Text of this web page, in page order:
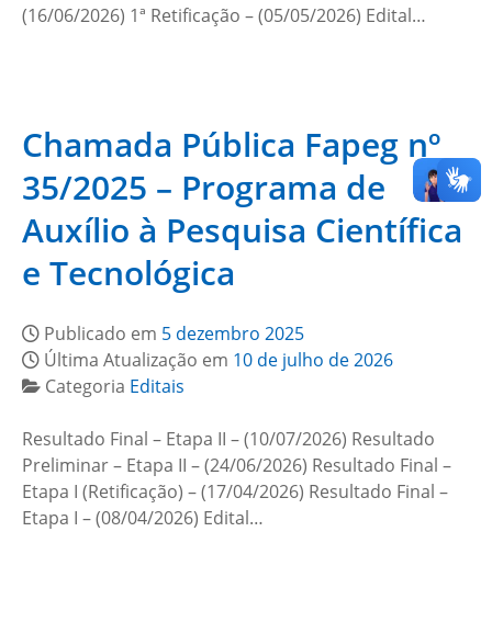
(16/06/2026) 1ª Retificação – (05/05/2026) Edital…
Chamada Pública Fapeg nº
35/2025 – Programa de
Auxílio à Pesquisa Científica
e Tecnológica
Publicado em 5 dezembro 2025
Última Atualização em 10 de julho de 2026
Categoria Editais
Resultado Final – Etapa II – (10/07/2026) Resultado
Preliminar – Etapa II – (24/06/2026) Resultado Final –
Etapa I (Retificação) – (17/04/2026) Resultado Final –
Etapa I – (08/04/2026) Edital…